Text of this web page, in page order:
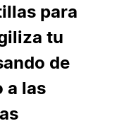
para
tu
de
a las